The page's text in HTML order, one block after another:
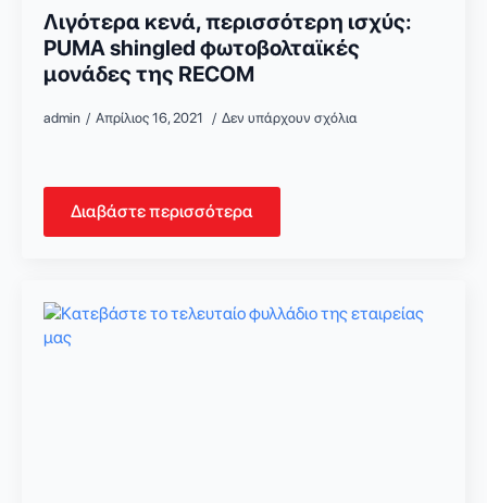
Λιγότερα κενά, περισσότερη ισχύς:
PUMA shingled φωτοβολταϊκές
μονάδες της RECOM
admin Απρίλιος 16, 2021 Δεν υπάρχουν σχόλια
Διαβάστε περισσότερα